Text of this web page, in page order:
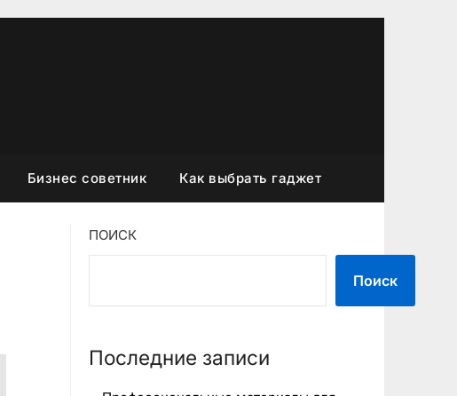
Бизнес советник Как выбрать гаджет
ПОИСК
Поиск
Последние записи